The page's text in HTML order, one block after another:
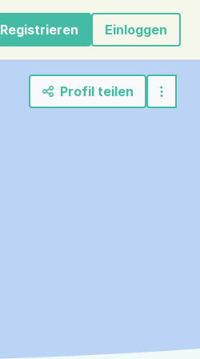
Registrieren Einloggen
Profil teilen